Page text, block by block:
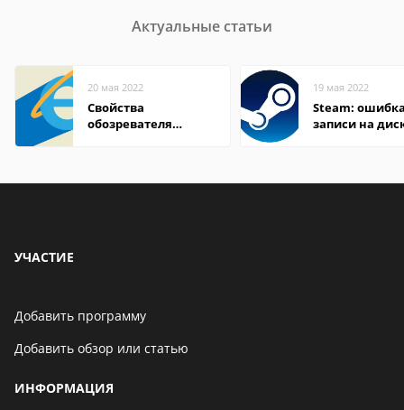
Актуальные статьи
20 мая 2022
Свойства
обозревателя
19 мая 2022
Steam:
записи на
УЧАСТИЕ
Добавить программу
Добавить обзор или статью
ИНФОРМАЦИЯ